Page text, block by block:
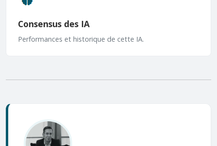
Consensus des IA
Performances et historique de cette IA.